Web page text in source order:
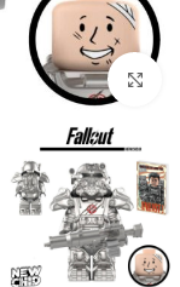
بزرگنمایی تصویر